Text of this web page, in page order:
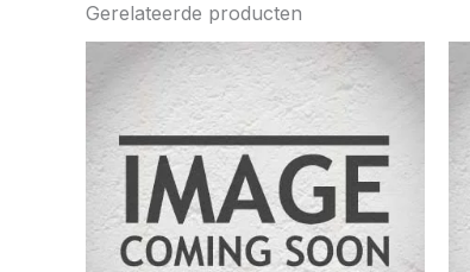
Gerelateerde producten